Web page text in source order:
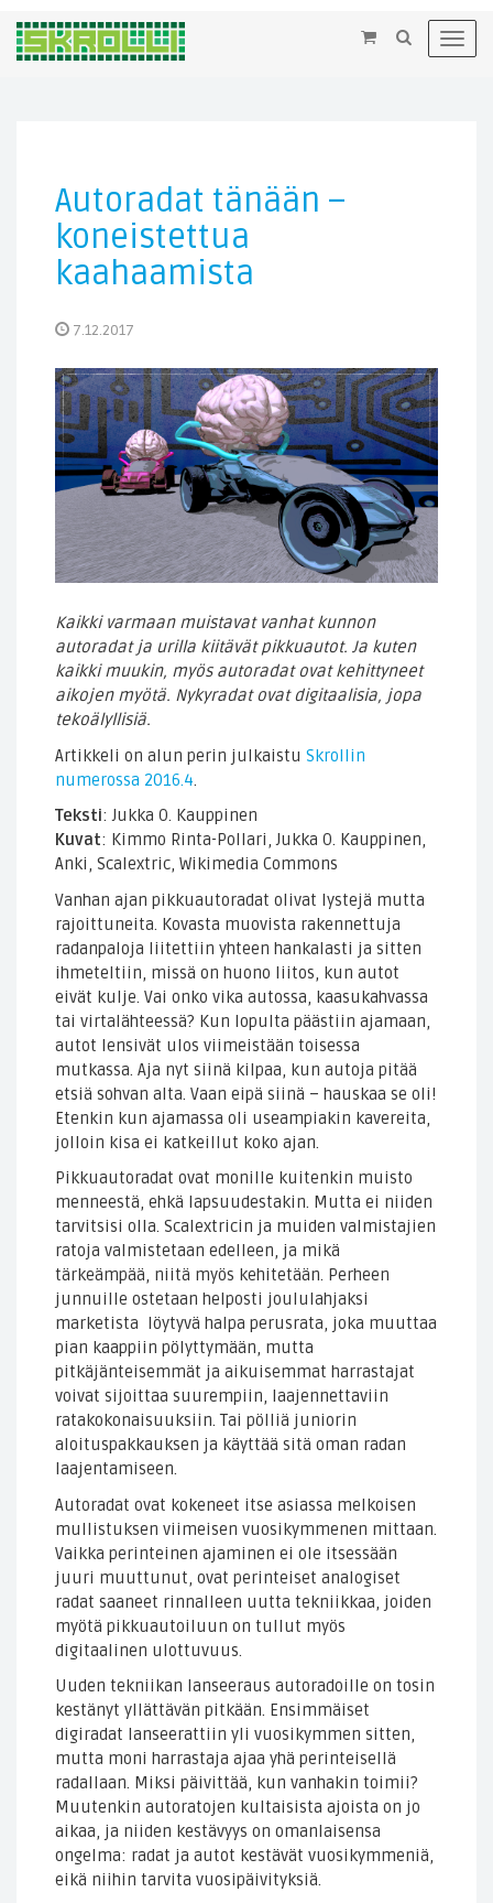
×
Autoradat tänään –
koneistettua
kaahaamista
7.12.2017
Kaikki varmaan muistavat vanhat kunnon
autoradat ja urilla kiitävät pikkuautot. Ja kuten
kaikki muukin, myös autoradat ovat kehittyneet
aikojen myötä. Nykyradat ovat digitaalisia, jopa
tekoälyllisiä.
Artikkeli on alun perin julkaistu Skrollin
numerossa 2016.4.
Teksti: Jukka O. Kauppinen
Kuvat: Kimmo Rinta-Pollari, Jukka O. Kauppinen,
Anki, Scalextric, Wikimedia Commons
Vanhan ajan pikkuautoradat olivat lystejä mutta
rajoittuneita. Kovasta muovista rakennettuja
radanpaloja liitettiin yhteen hankalasti ja sitten
ihmeteltiin, missä on huono liitos, kun autot
eivät kulje. Vai onko vika autossa, kaasukahvassa
tai virtalähteessä? Kun lopulta päästiin ajamaan,
autot lensivät ulos viimeistään toisessa
mutkassa. Aja nyt siinä kilpaa, kun autoja pitää
etsiä sohvan alta. Vaan eipä siinä – hauskaa se oli!
Etenkin kun ajamassa oli useampiakin kavereita,
jolloin kisa ei katkeillut koko ajan.
Pikkuautoradat ovat monille kuitenkin muisto
menneestä, ehkä lapsuudestakin. Mutta ei niiden
tarvitsisi olla. Scalextricin ja muiden valmistajien
ratoja valmistetaan edelleen, ja mikä
tärkeämpää, niitä myös kehitetään. Perheen
junnuille ostetaan helposti joululahjaksi
marketista löytyvä halpa perusrata, joka muuttaa
pian kaappiin pölyttymään, mutta
pitkäjänteisemmät ja aikuisemmat harrastajat
voivat sijoittaa suurempiin, laajennettaviin
ratakokonaisuuksiin. Tai pölliä juniorin
aloituspakkauksen ja käyttää sitä oman radan
laajentamiseen.
Autoradat ovat kokeneet itse asiassa melkoisen
mullistuksen viimeisen vuosikymmenen mittaan.
Vaikka perinteinen ajaminen ei ole itsessään
juuri muuttunut, ovat perinteiset analogiset
radat saaneet rinnalleen uutta tekniikkaa, joiden
myötä pikkuautoiluun on tullut myös
digitaalinen ulottuvuus.
Uuden tekniikan lanseeraus autoradoille on tosin
kestänyt yllättävän pitkään. Ensimmäiset
digiradat lanseerattiin yli vuosikymmen sitten,
mutta moni harrastaja ajaa yhä perinteisellä
radallaan. Miksi päivittää, kun vanhakin toimii?
Muutenkin autoratojen kultaisista ajoista on jo
aikaa, ja niiden kestävyys on omanlaisensa
ongelma: radat ja autot kestävät vuosikymmeniä,
eikä niihin tarvita vuosipäivityksiä.